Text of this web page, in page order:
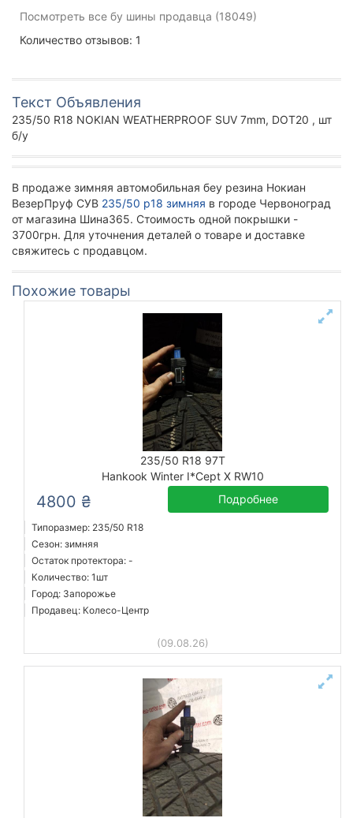
Посмотреть все бу шины продавца (18049)
Количество отзывов: 1
Текст Объявления
235/50 R18 NOKIAN WEATHERPROOF SUV 7mm, DOT20 , шт
б/у
В продаже зимняя автомобильная беу резина Нокиан
ВезерПруф СУВ 235/50 р18 зимняя в городе Червоноград
от магазина Шина365. Стоимость одной покрышки -
3700грн. Для уточнения деталей о товаре и доставке
свяжитесь с продавцом.
Похожие товары
235/50 R18 97T
Hankook Winter I*Cept X RW10
4800 ₴ Подробнее
Типоразмер: 235/50 R18
Сезон: зимняя
Остаток протектора: -
Количество: 1шт
Город: Запорожье
Продавец: Колесо-Центр
(09.08.26)